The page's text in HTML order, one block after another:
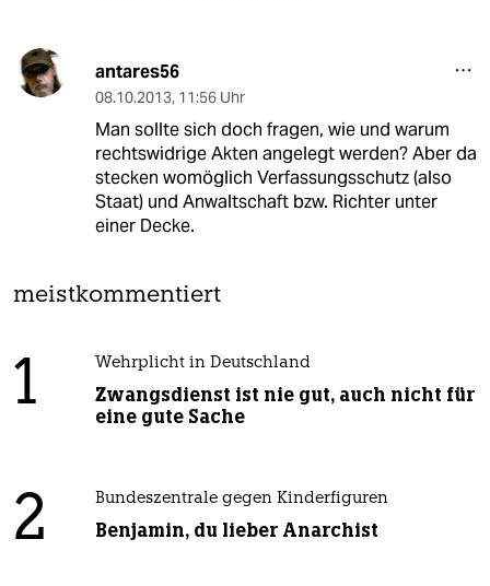
antares56
08.10.2013, 11:56 Uhr
Man sollte sich doch fragen, wie und warum
rechtswidrige Akten angelegt werden? Aber da
stecken womöglich Verfassungsschutz (also
Staat) und Anwaltschaft bzw. Richter unter
einer Decke.
meistkommentiert
1 Wehrplicht in Deutschland
Zwangsdienst ist nie gut, auch nicht für
eine gute Sache
2 Bundeszentrale gegen Kinderfiguren
Benjamin, du lieber Anarchist